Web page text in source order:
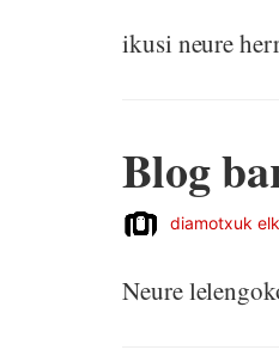
ikusi neure
Blog
diamotxuk
Neure